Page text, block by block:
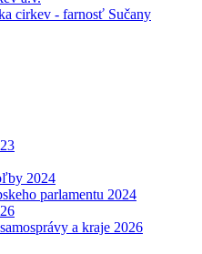
cirkev - farnosť Sučany
2024
parlamentu 2024
a kraje 2026